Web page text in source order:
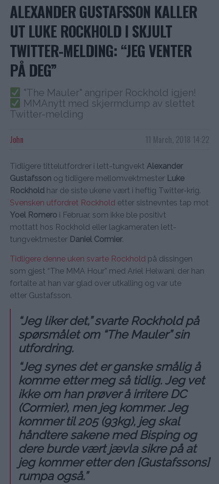
ALEXANDER GUSTAFSSON KALLER
UT LUKE ROCKHOLD I SKJULT
TWITTER-MELDING: “JEG VENTER
PÅ DEG”
"The Mauler" angriper Rockhold igjen!
MMAnytt med skjermdump av slettet
Twitter-melding
11 March, 2018 14:22
John
Tidligere tittelutfordrer i lett-tungvekt Alexander
Gustafsson og tidligere mellomvektmester Luke
Rockhold har de siste ukene vært i heftig Twitter-krig.
Svensken utfordret Rockhold etter sistnevntes tap mot
Yoel Romero i Februar, som ikke ble positivt
mottatt hos Rockhold eller lagkameraten lett-
tungvektmester Daniel Cormier.
Tidligere denne uken svarte Rockhold på dissingen
som gjest “The MMA Hour” med Ariel Helwani, der han
fortalte at han var glad over utkalling og var ute
etter Gustafsson.
“Jeg liker det,” svarte Rockhold på
spørsmålet om “The Mauler” sin
utfordring.
“Jeg synes det er ganske smålig å
komme etter meg så tidlig. Jeg vet
ikke om han prøver å irritere DC
(Cormier), men jeg kommer. Jeg
kommer til 205 (93kg), jeg skal
håndtere sakene med Bisping og
dere burde vært jævla sikre på at
jeg kommer etter den [Gustafssons]
rumpa også.”